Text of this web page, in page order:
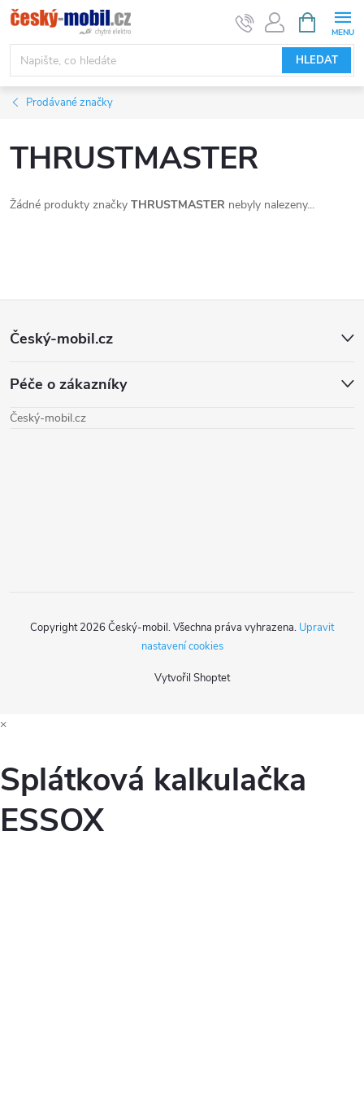
Přejít
na
obsah
HLEDAT
NÁKUPNÍ
KOŠÍK
Prodávané značky
THRUSTMASTER
Žádné produkty značky THRUSTMASTER nebyly nalezeny...
Z
p
Český-mobil.cz
Péče o zákazníky
Český-mobil.cz
Vytvořil Shoptet
Copyright 2026 Český-mobil. Všechna práva vyhrazena. Upravit
nastavení cookies
×
Splátková kalkulačka
ESSOX